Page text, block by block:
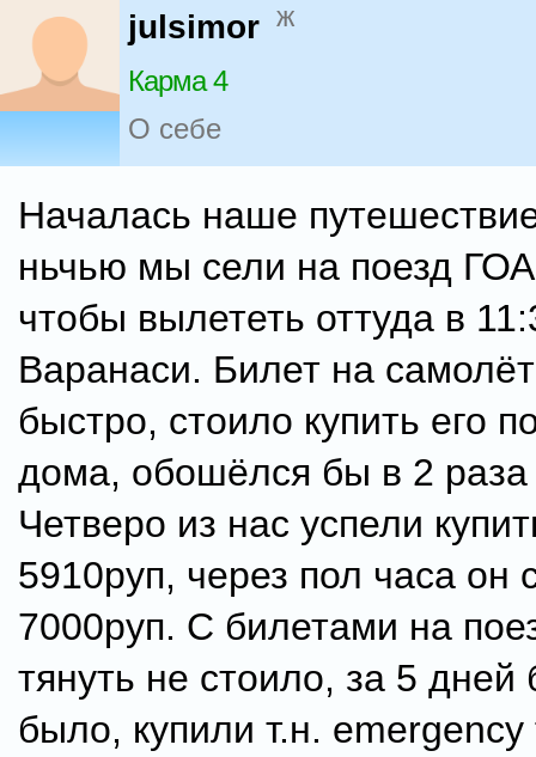
julsimor ж
Карма 4
О себе
Началась наше
ньчью мы сели на поезд
чтобы вылететь оттуда в
Варанаси. Билет на
быстро, стоило купить его
дома, обошёлся бы в 2
Четверо из нас успели
5910руп, через пол часа он
7000руп. С билетами на
тянуть не стоило, за 5 дней
было, купили т.н.